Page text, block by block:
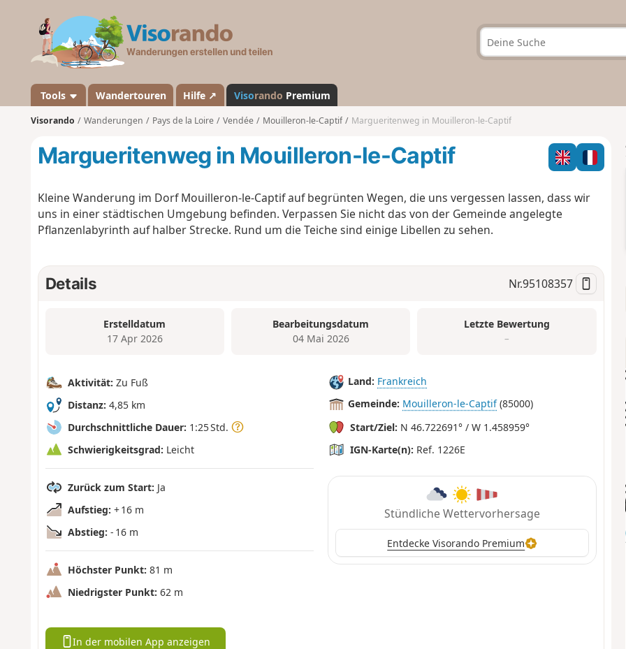
a
n
d
Tools Wandertouren Hilfe ↗ Visorando Premium
Visorando Wanderungen Pays de la Loire Vendée Mouilleron-le-Captif Margueritenweg in Mouilleron-le-Captif
Margueritenweg in Mouilleron-le-Captif
Kleine Wanderung im Dorf Mouilleron-le-Captif auf begrünten Wegen, die uns vergessen lassen, dass wir
uns in einer städtischen Umgebung befinden. Verpassen Sie nicht das von der Gemeinde angelegte
Pflanzenlabyrinth auf halber Strecke. Rund um die Teiche sind einige Libellen zu sehen.
Details Nr.95108357
Erstelldatum
17 Apr 2026
Bearbeitungsdatum
04 Mai 2026
Letzte Bewertung
–
Aktivität: Zu Fuß
Distanz: 4,85 km
Durchschnittliche Dauer: 1:25 Std.
Schwierigkeitsgrad: Leicht
Zurück zum Start: Ja
Aufstieg: + 16 m
Abstieg: - 16 m
Höchster Punkt: 81 m
Niedrigster Punkt: 62 m
Land: Frankreich
Gemeinde: Mouilleron-le-Captif(85000)
Start/Ziel: N 46.722691° / W 1.458959°
IGN-Karte(n): Ref. 1226E
Stündliche Wettervorhersage
Entdecke Visorando Premium
In der mobilen App anzeigen